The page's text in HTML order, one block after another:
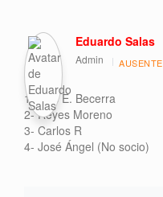
Eduardo Salas
Admin AUSENTE
1- Luis E. Becerra
2- Reyes Moreno
3- Carlos R
4- José Ángel (No socio)